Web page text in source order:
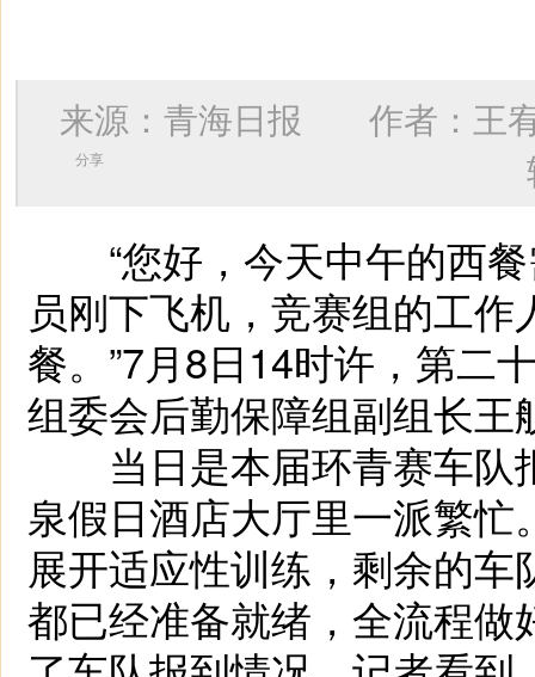
来源：青海日报 作者： 王
分享
“您好，今天中午的西餐
员刚下飞机，竞赛组的工
餐。”7月8日14时许，第二
组委会后勤保障组副组长
当日是本届环青赛车队
泉假日酒店大厅里一派繁忙
展开适应性训练，剩余的
都已经准备就绪，全流程做